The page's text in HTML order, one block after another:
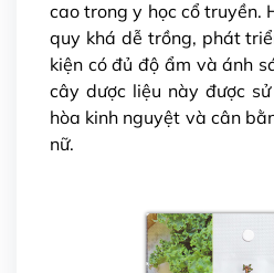
caotrong y học cổ truyền.
quy khá dễ trồng, phát
kiện có đủ độ ẩm và ánh
cây dược liệu này được
hòa kinh nguyệt và cân
nữ.